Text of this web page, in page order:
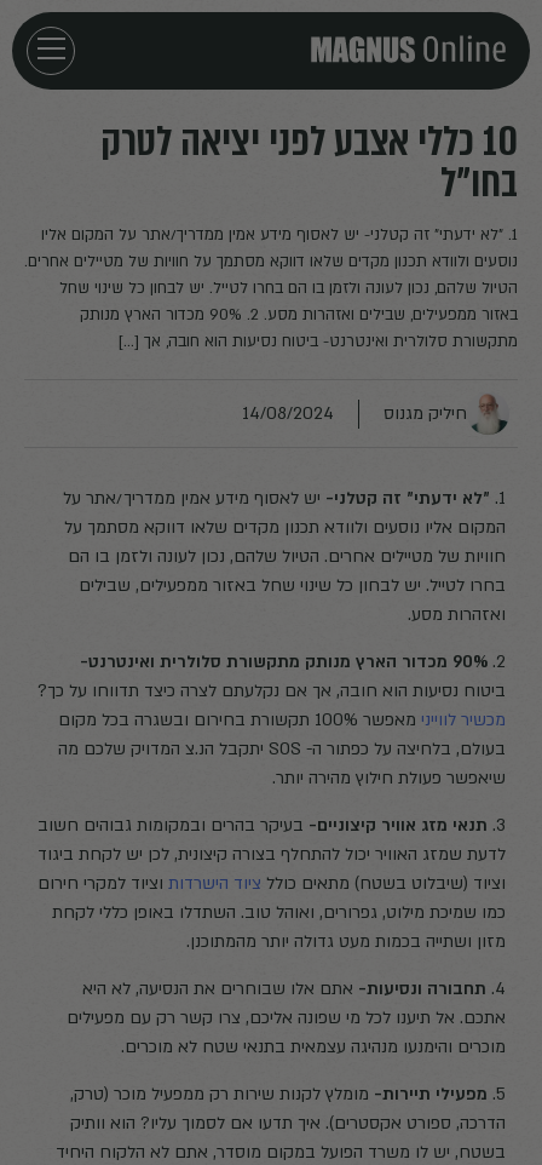
חזרה לדף הבית
מאמרים
פודקאסטים
חילוצים
10 כללי אצבע לפני יציאה לטרק
בחו"ל
1. "לא ידעתי" זה קטלני- יש לאסוף מידע אמין ממדריך/אתר על המקום אליו
נוסעים ולוודא תכנון מקדים שלאו דווקא מסתמך על חוויות של מטיילים אחרים.
הטיול שלהם, נכון לעונה ולזמן בו הם בחרו לטייל. יש לבחון כל שינוי שחל
באזור ממפעילים, שבילים ואזהרות מסע. 2. 90% מכדור הארץ מנותק
מתקשורת סלולרית ואינטרנט- ביטוח נסיעות הוא חובה, אך […]
חיליק מגנוס 14/08/2024
1. "לא ידעתי" זה קטלני- יש לאסוף מידע אמין ממדריך/אתר על
המקום אליו נוסעים ולוודא תכנון מקדים שלאו דווקא מסתמך על
חוויות של מטיילים אחרים. הטיול שלהם, נכון לעונה ולזמן בו הם
בחרו לטייל. יש לבחון כל שינוי שחל באזור ממפעילים, שבילים
ואזהרות מסע.
2. 90% מכדור הארץ מנותק מתקשורת סלולרית ואינטרנט-
ביטוח נסיעות הוא חובה, אך אם נקלעתם לצרה כיצד תדווחו על כך?
מכשיר לווייני
מאפשר 100% תקשורת בחירום ובשגרה בכל מקום
בעולם, בלחיצה על כפתור ה- SOS יתקבל הנ.צ המדויק שלכם מה
שיאפשר פעולת חילוץ מהירה יותר.
3. תנאי מזג אוויר קיצוניים- בעיקר בהרים ובמקומות גבוהים חשוב
לדעת שמזג האוויר יכול להתחלף בצורה קיצונית, לכן יש לקחת ביגוד
וציוד (שיבלוט בשטח) מתאים כולל ציוד הישרדות וציוד למקרי חירום
כמו שמיכת מילוט, גפרורים, ואוהל טוב. השתדלו באופן כללי לקחת
מזון ושתייה בכמות מעט גדולה יותר מהמתוכנן.
4. תחבורה ונסיעות- אתם אלו שבוחרים את הנסיעה, לא היא
אתכם. אל תיענו לכל מי שפונה אליכם, צרו קשר רק עם מפעילים
מוכרים והימנעו מנהיגה עצמאית בתנאי שטח לא מוכרים.
5. מפעילי תיירות- מומלץ לקנות שירות רק ממפעיל מוכר (טרק,
הדרכה, ספורט אקסטרים). איך תדעו אם לסמוך עליו? הוא וותיק
בשטח, יש לו משרד הפועל במקום מוסדר, אתם לא הלקוח היחיד